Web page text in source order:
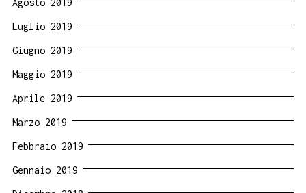
Agosto 2019
Luglio 2019
Giugno 2019
Maggio 2019
Aprile 2019
Marzo 2019
Febbraio 2019
Gennaio 2019